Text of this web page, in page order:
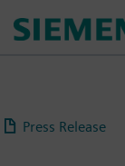
pääsisältöön
Press Release